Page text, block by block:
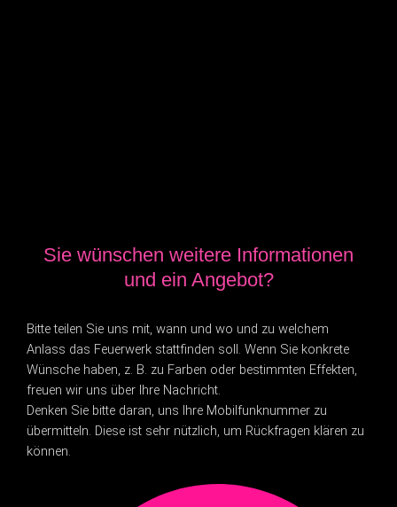
Sie wünschen weitere Informationen
und ein Angebot?
Bitte teilen Sie uns mit, wann und wo und zu welchem
Anlass das Feuerwerk stattfinden soll. Wenn Sie konkrete
Wünsche haben, z. B. zu Farben oder bestimmten Effekten,
freuen wir uns über Ihre Nachricht.
Denken Sie bitte daran, uns Ihre Mobilfunknummer zu
übermitteln. Diese ist sehr nützlich, um Rückfragen klären zu
können.